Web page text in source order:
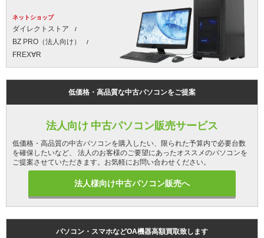
ネットショップ
ダイレクトストア
BZ PRO（法人向け）
FREX∀R
低価格・高品質な中古パソコンをご提案
法人向け 中古パソコン販売サービス
低価格・高品質の中古パソコンを購入したい、限られた予算内で必要台数
を確保したいなど、 法人のお客様のご要望にあったオススメのパソコンを
ご提案させていただきます。お気軽にお問い合わせください。
法人様向け中古パソコン販売へ
パソコン・スマホなどOA機器高額買取致します